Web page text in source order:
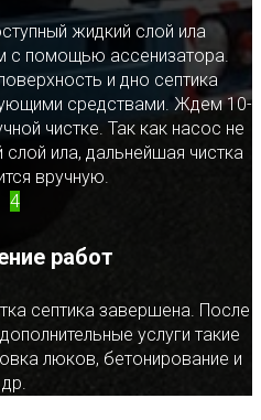
жидкий слой ила
с помощью ассенизатора.
и дно септика
средствами. Ждем 10-
чистке. Так как насос не
ила, дальнейшая чистка
вручную.
4
работ
септика завершена. После
услуги такие
люков, бетонирование и
др.